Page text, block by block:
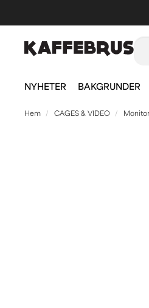
NYHETER BAKGRUNDER
Hem CAGES & VIDEO
Här